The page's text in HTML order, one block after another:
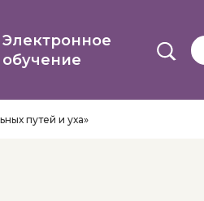
Электронное
обучение
путей и уха»